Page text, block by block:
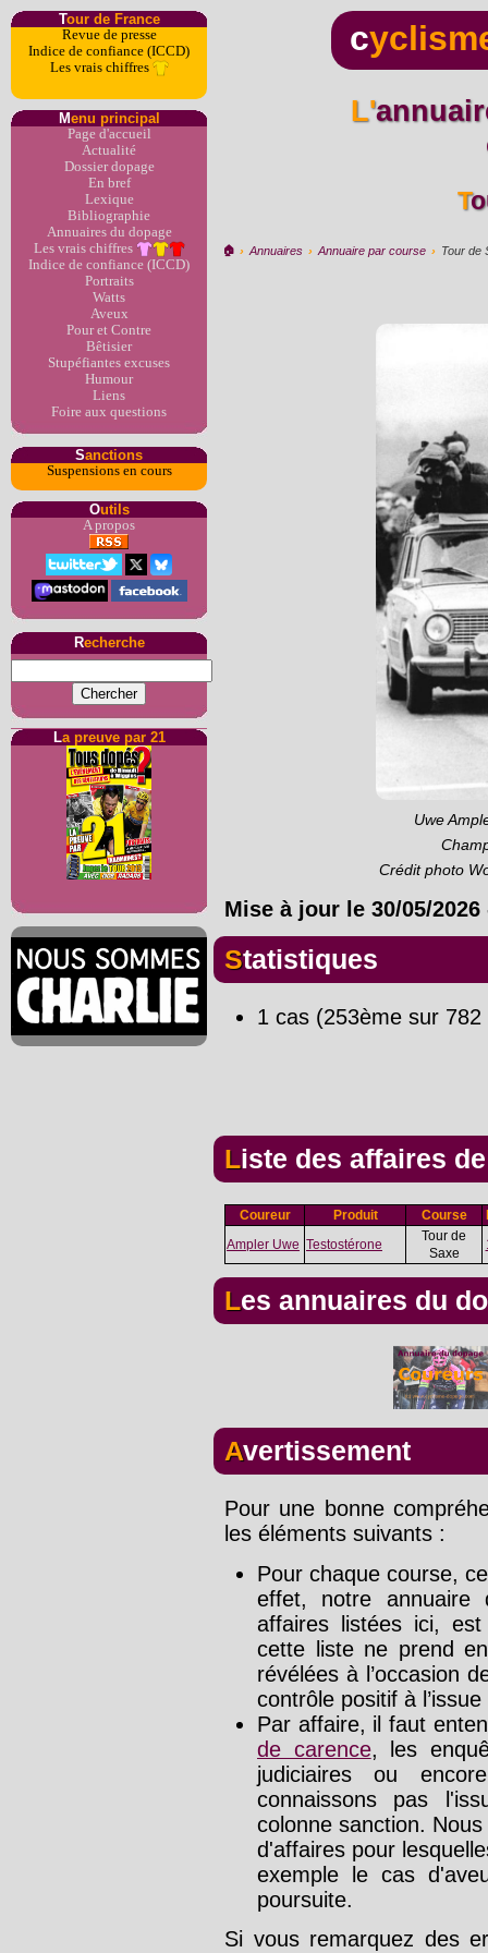
Tour de France
Revue de presse
Indice de confiance (ICCD)
Les vrais chiffres
Menu principal
Page d'accueil
Actualité
Dossier dopage
En bref
Lexique
Bibliographie
Annuaires du dopage
Les vrais chiffres
Indice de confiance (ICCD)
Portraits
Watts
Aveux
Pour et Contre
Bêtisier
Stupéfiantes excuses
Humour
Liens
Foire aux questions
Sanctions
Suspensions en cours
Outils
A propos
Recherche
La preuve par 21
c
L'annuaire du dopage par
🏠︎ › Annuaires › Annuaire par course › Tour de
Uwe
Crédit photo
Mise à jour le 30/05/2026
Statistiques
1 cas (253ème sur 782
Liste des affaires
Coureur Produit Course
Ampler Uwe Testostérone
Tour de
Saxe
Les annuaires du
Avertissement
Pour une bonne
les éléments suivants :
Pour chaque course,
effet, notre annuaire
affaires listées ici,
cette liste ne prend
révélées à l’occasion
contrôle positif à
Par affaire, il faut
de carence, les
judiciaires ou
connaissons pas
colonne sanction.
d'affaires pour
exemple le cas
poursuite.
Si vous remarquez des